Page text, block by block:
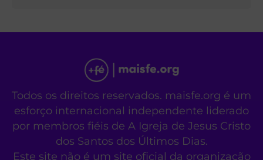
Todos os direitos reservados. maisfe.org é um
esforço internacional independente liderado
por membros fiéis de A Igreja de Jesus Cristo
dos Santos dos Últimos Dias.
Este site não é um site oficial da organização